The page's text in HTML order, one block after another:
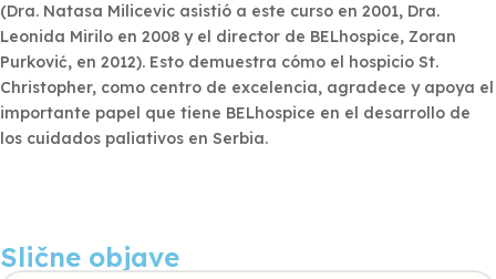
(Dra. Natasa Milicevic asistió a este curso en 2001, Dra.
Leonida Mirilo en 2008 y el director de BELhospice, Zoran
Purković, en 2012). Esto demuestra cómo el hospicio St.
Christopher, como centro de excelencia, agradece y apoya el
importante papel que tiene BELhospice en el desarrollo de
los cuidados paliativos en Serbia.
Slične objave